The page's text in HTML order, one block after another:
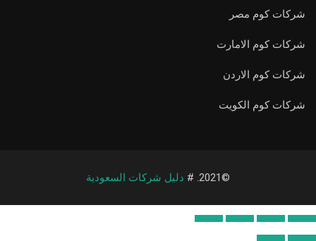
شركات كوم مصر
شركات كوم الامارت
شركات كوم الاردن
شركات كوم الكويت
©2021. # دليل شركات السعودية